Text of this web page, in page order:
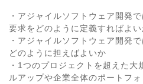
・アジャイルソフトウェア開発
要求をどのように定義すればよい
・アジャイルソフトウェア開発
どのように担えばよいか
・1つのプロジェクトを超えた
ルアップや企業全体のポートフ